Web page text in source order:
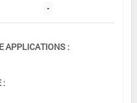
-
APPLICATIONS :
: